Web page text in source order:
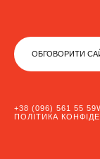
ОБГОВОРИТИ
+38 (096) 561 55 59
ПОЛІТИКА